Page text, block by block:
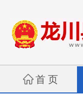
首 页